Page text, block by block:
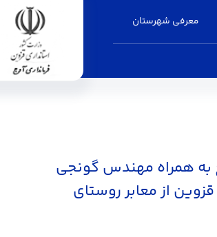
معرفی شهرستان
به همراه مهندس گونجی
از معابر روستای